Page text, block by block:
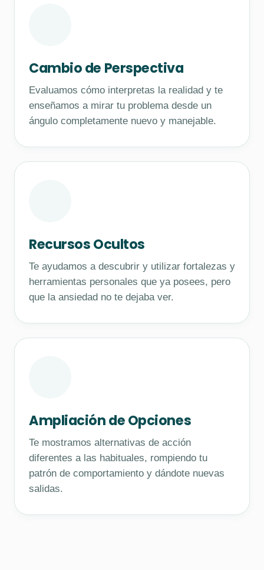
Cambio de Perspectiva
Evaluamos cómo interpretas la realidad y te
enseñamos a mirar tu problema desde un
ángulo completamente nuevo y manejable.
Recursos Ocultos
Te ayudamos a descubrir y utilizar fortalezas y
herramientas personales que ya posees, pero
que la ansiedad no te dejaba ver.
Ampliación de Opciones
Te mostramos alternativas de acción
diferentes a las habituales, rompiendo tu
patrón de comportamiento y dándote nuevas
salidas.